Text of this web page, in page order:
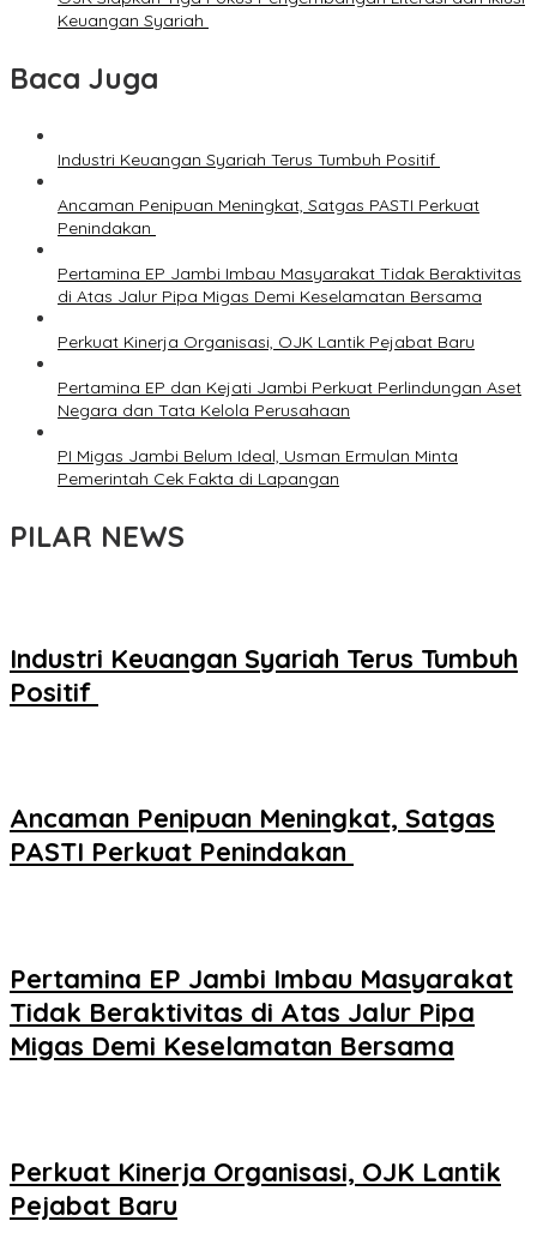
Keuangan Syariah
Baca Juga
Industri Keuangan Syariah Terus Tumbuh Positif
Ancaman Penipuan Meningkat, Satgas PASTI Perkuat
Penindakan
Pertamina EP Jambi Imbau Masyarakat Tidak Beraktivitas
di Atas Jalur Pipa Migas Demi Keselamatan Bersama
Perkuat Kinerja Organisasi, OJK Lantik Pejabat Baru
Pertamina EP dan Kejati Jambi Perkuat Perlindungan Aset
Negara dan Tata Kelola Perusahaan
PI Migas Jambi Belum Ideal, Usman Ermulan Minta
Pemerintah Cek Fakta di Lapangan
PILAR NEWS
Industri Keuangan Syariah Terus Tumbuh
Positif
Ancaman Penipuan Meningkat, Satgas
PASTI Perkuat Penindakan
Pertamina EP Jambi Imbau Masyarakat
Tidak Beraktivitas di Atas Jalur Pipa
Migas Demi Keselamatan Bersama
Perkuat Kinerja Organisasi, OJK Lantik
Pejabat Baru